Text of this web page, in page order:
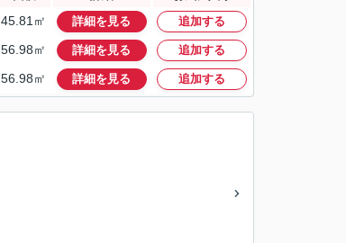
45.81㎡ 詳細を見る 追加する
56.98㎡ 詳細を見る 追加する
56.98㎡ 詳細を見る 追加する